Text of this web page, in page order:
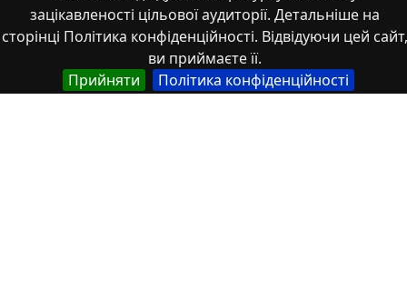
зацікавленості цільової аудиторії. Детальніше на
сторінці Політика конфіденційності. Відвідуючи цей сайт,
ви приймаєте її.
Прийняти
Політика конфіденційності
Znpgmb_2010_2_5